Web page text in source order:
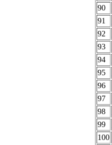
90
91
92
93
94
95
96
97
98
99
100